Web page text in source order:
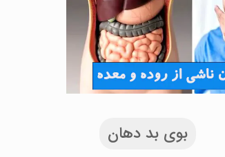
بوی بد دهان